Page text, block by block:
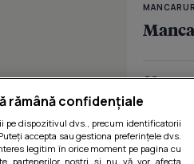
rămână confidențiale
pe dispozitivul dvs., precum identificatorii
accepta sau gestiona preferințele dvs.
legitim în orice moment pe pagina cu
partenerilor noștri și nu vă vor afecta